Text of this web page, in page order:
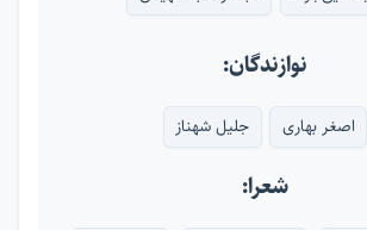
نوازندگان:
اصغر بهاری جلیل شهناز
شعرا: